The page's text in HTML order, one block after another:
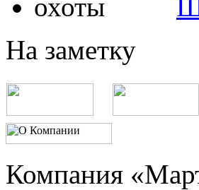
На заметку
Компания